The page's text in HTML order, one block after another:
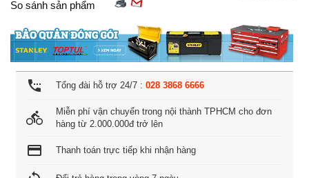
So sánh sản phẩm
settings_phone Tổng đài hỗ trợ 24/7 : 028 3868 6666
directions_bike
Miễn phí vận chuyển trong nội thành TPHCM cho đơn
hàng từ 2.000.000đ trở lên
credit_card Thanh toán trực tiếp khi nhận hàng